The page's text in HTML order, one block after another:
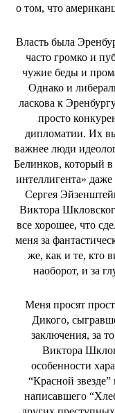
о том, что
Власть была
часто громко и
чужие беды и
Однако и
ласкова к
просто
дипломатии. Их
важнее люди
Белинков, который в
интеллигента»
Сергея
Виктора
все хорошее, что
меня за
же, как и те, кто
наоборот, и за
Меня просят
Дикого,
заключения, за
Виктора
особенности
“Красной
написавшего